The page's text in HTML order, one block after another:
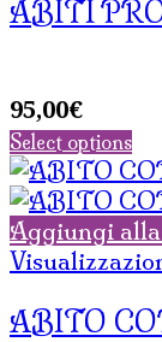
ABITI
95,00€
Select options
Aggiungi
ABITO